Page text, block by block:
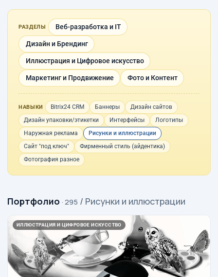
РАЗДЕЛЫ Веб-разработка и IT
Дизайн и Брендинг
Иллюстрация и Цифровое искусство
Маркетинг и Продвижение Фото и Контент
НАВЫКИ Bitrix24 CRM Баннеры
Дизайн сайтов
Дизайн упаковки/этикетки
Интерфейсы
Логотипы
Наружная реклама
Рисунки и иллюстрации
Сайт "под ключ"
Фирменный стиль (айдентика)
Фотография разное
Портфолио · 295 / Рисунки и иллюстрации
ИЛЛЮСТРАЦИЯ И ЦИФРОВОЕ ИСКУССТВО